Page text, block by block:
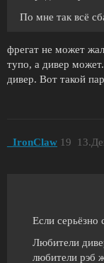
По мне так всё
фрегат не может
тупо, а дивер
дивер. Вот такой
_IronClaw 19
Если серьёзно
Любители
любители рэб